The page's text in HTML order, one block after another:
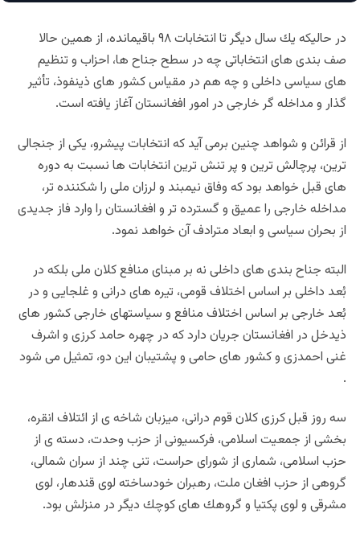
در حاليكه يك سال ديگر تا انتخابات ٩٨ باقيمانده، از همين حالا
صف بندى هاى انتخاباتى چه در سطح جناح ها، احزاب و تنظيم
هاى سياسى داخلى و چه هم در مقياس كشور هاى ذينفوذ، تأثير
گذار و مداخله گر خارجى در امور افغانستان آغاز يافته است.
از قرائن و شواهد چنين برمى آيد كه انتخابات پيشرو، يكى از جنجالى
ترين، پرچالش ترين و پر تنش ترين انتخابات ها نسبت به دوره
هاى قبل خواهد بود كه وفاق نيمبند و لرزان ملى را شكننده تر،
مداخله خارجى را عميق و گسترده تر و افغانستان را وارد فاز جديدى
از بحران سياسى و ابعاد مترادف آن خواهد نمود.
البته جناح بندى هاى داخلى نه بر مبناى منافع كلان ملى بلكه در
بُعد داخلى بر اساس اختلاف قومى، تيره هاى درانى و غلجايى و در
بُعد خارجى بر اساس اختلاف منافع و سياستهاى خارجى كشور هاى
ذيدخل در افغانستان جريان دارد كه در چهره حامد كرزى و اشرف
غنى احمدزى و كشور هاى حامى و پشتيبان اين دو، تمثيل مى شود
.
سه روز قبل كرزى كلان قوم درانى، ميزبان شاخه ى از ائتلاف انقره،
بخشى از جمعيت اسلامى، فركسيونى از حزب وحدت، دسته ى از
حزب اسلامى، شمارى از شوراى حراست، تنى چند از سران شمالى،
گروهى از حزب افغان ملت، رهبران خودساخته لوى قندهار، لوى
مشرقى و لوى پكتيا و گروهك هاى كوچك ديگر در منزلش بود.